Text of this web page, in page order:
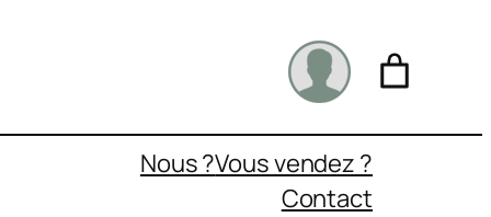
Nous ?Vous vendez ?
Contact